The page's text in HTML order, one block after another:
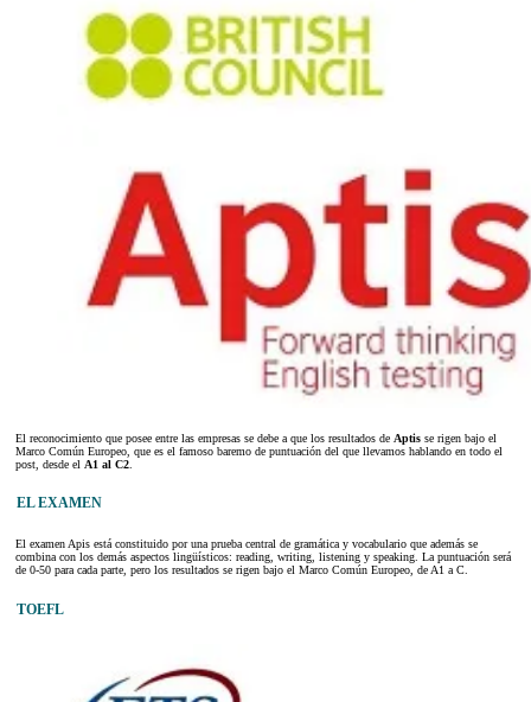
El reconocimiento que posee entre las empresas se debe a que los resultados de Aptis se rigen bajo el
Marco Común Europeo, que es el famoso baremo de puntuación del que llevamos hablando en todo el
post, desde el A1 al C2
EL EXAMEN
El examen Apis está constituido por una prueba central de gramática y vocabulario que además se
combina con los demás aspectos lingüísticos: reading, writing, listening y speaking. La puntuación será
de 0-50 para cada parte, pero los resultados se rigen bajo el Marco Común Europeo, de A1 a C.
TOEFL